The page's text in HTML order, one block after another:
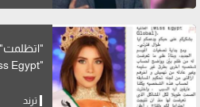
"Miss Egypt" للملكة الجديدة
ترند